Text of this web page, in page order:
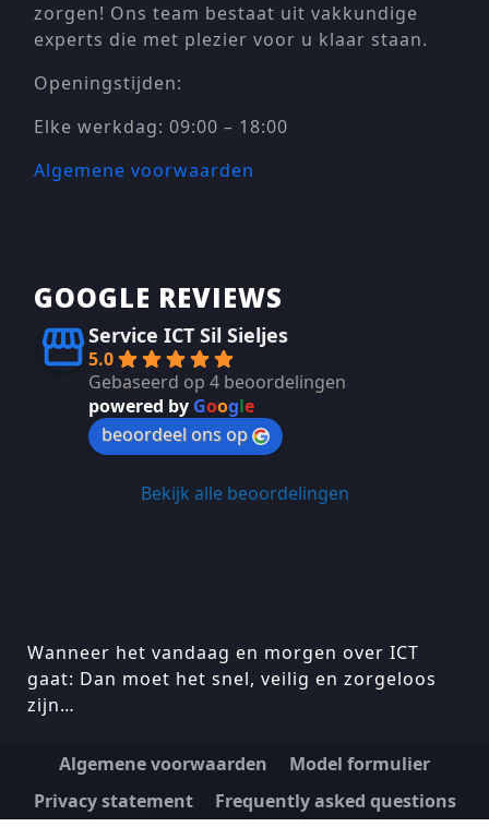
zorgen! Ons team bestaat uit vakkundige
experts die met plezier voor u klaar staan.
Openingstijden:
Elke werkdag: 09:00 – 18:00
Algemene voorwaarden
GOOGLE REVIEWS
Service ICT Sil Sieljes
5.0
Gebaseerd op 4 beoordelingen
powered by Google
beoordeel ons op
Bekijk alle beoordelingen
Wanneer het vandaag en morgen over ICT
gaat: Dan moet het snel, veilig en zorgeloos
zijn…
Algemene voorwaarden
Model formulier
Privacy statement
Frequently asked questions